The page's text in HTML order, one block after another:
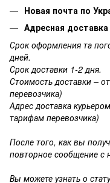
Новая почта по
Адресная
Срок оформления та
дней.
Срок доставки 1-2 дня.
Стоимость доставки –
перевозчика)
Адрес доставка
тарифам перевозчика)
После того, как вы
повторное сообщение с
Вы можете узнать о